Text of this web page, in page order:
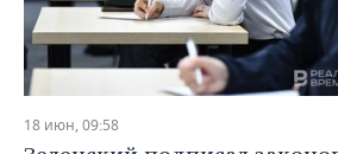
18 июн, 09:58